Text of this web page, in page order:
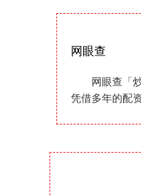
网眼查
网眼查「
凭借多年的配